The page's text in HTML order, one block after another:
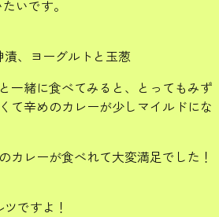
いです。
、ヨーグルトと玉葱
一緒に食べてみると、とってもみず
て辛めのカレーが少しマイルドにな
カレーが食べれて大変満足でした！
ですよ！